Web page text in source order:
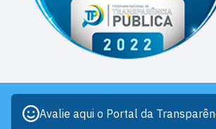
Avalie aqui o Portal da